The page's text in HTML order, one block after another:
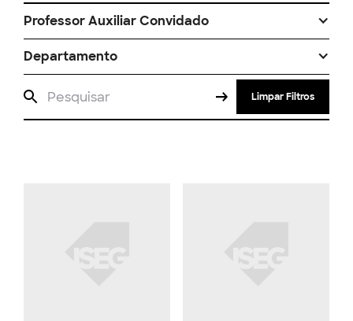
Professor Auxiliar Convidado
Departamento
Limpar Filtros